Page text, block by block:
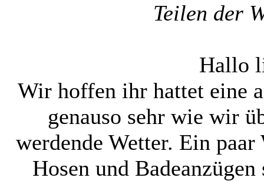
Teilen der
Hallo
Wir hoffen ihr hattet eine
genauso sehr wie wir
werdende Wetter. Ein
Hosen und